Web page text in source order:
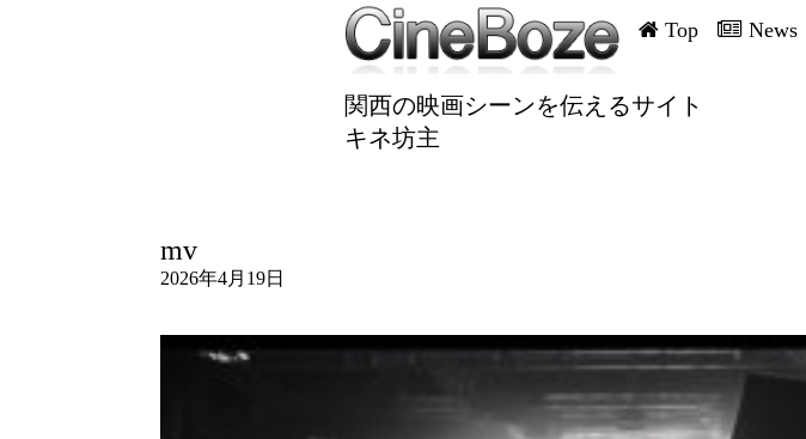
Top News
関西の映画シーンを伝えるサイト
キネ坊主
mv
2026年4月19日